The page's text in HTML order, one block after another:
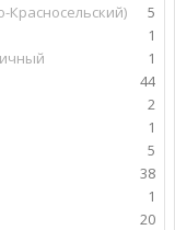
Красносельский)
5
1
1
44
2
1
5
38
1
20